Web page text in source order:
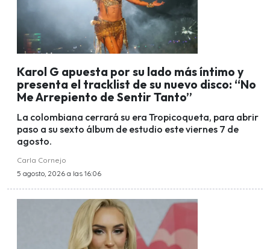
Karol G apuesta por su lado más íntimo y
presenta el tracklist de su nuevo disco: “No
Me Arrepiento de Sentir Tanto”
La colombiana cerrará su era Tropicoqueta, para abrir
paso a su sexto álbum de estudio este viernes 7 de
agosto.
Carla Cornejo
5 agosto, 2026 a las 16:06